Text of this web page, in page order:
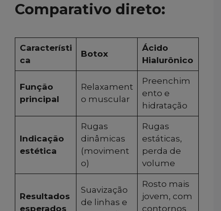
Comparativo direto:
Característi
ca
Botox
Ácido
Hialurônico
Função
principal
Relaxament
o muscular
Preenchim
ento e
hidratação
Indicação
estética
Rugas
dinâmicas
(moviment
o)
Rugas
estáticas,
perda de
volume
Resultados
esperados
Suavização
de linhas e
Rosto mais
jovem, com
contornos